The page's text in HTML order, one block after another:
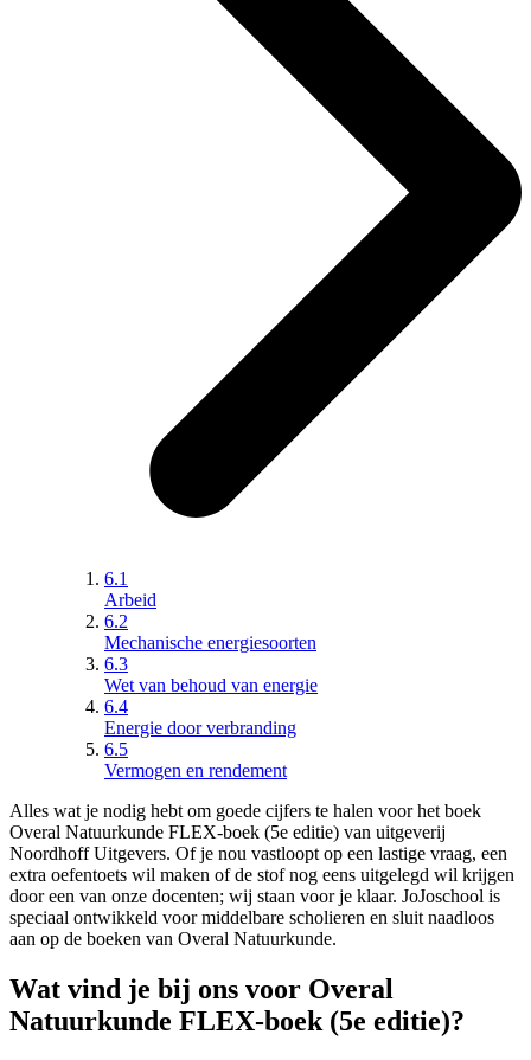
6.1
Arbeid
6.2
Mechanische energiesoorten
6.3
Wet van behoud van energie
6.4
Energie door verbranding
6.5
Vermogen en rendement
Alles wat je nodig hebt om goede cijfers te halen voor het boek
Overal Natuurkunde FLEX-boek (5e editie) van uitgeverij
Noordhoff Uitgevers. Of je nou vastloopt op een lastige vraag, een
extra oefentoets wil maken of de stof nog eens uitgelegd wil krijgen
door een van onze docenten; wij staan voor je klaar. JoJoschool is
speciaal ontwikkeld voor middelbare scholieren en sluit naadloos
aan op de boeken van Overal Natuurkunde.
Wat vind je bij ons voor Overal
Natuurkunde FLEX-boek (5e editie)?